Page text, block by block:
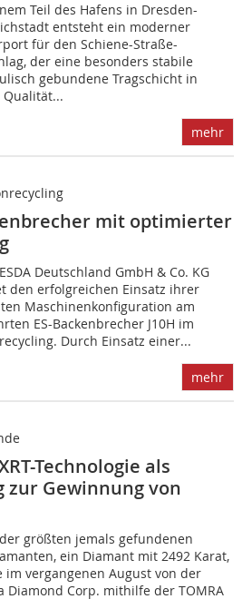
Teil des Hafens in Dresden-
entsteht ein moderner
für den Schiene-Straße-
der eine besonders stabile
gebundene Tragschicht in
Qualität...
mehr
mit optimierter
Deutschland GmbH & Co. KG
den erfolgreichen Einsatz ihrer
Maschinenkonfiguration am
ES-Backenbrecher J10H im
Durch Einsatz einer...
mehr
Technologie als
zur Gewinnung von
größten jemals gefundenen
ein Diamant mit 2492 Karat,
im vergangenen August von der
Diamond Corp. mithilfe der TOMRA